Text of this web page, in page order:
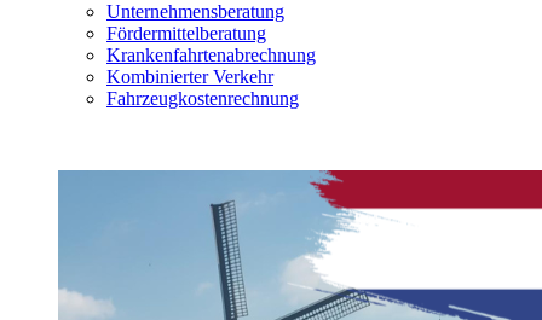
Unternehmensberatung
Fördermittelberatung
Krankenfahrtenabrechnung
Kombinierter Verkehr
Fahrzeugkostenrechnung